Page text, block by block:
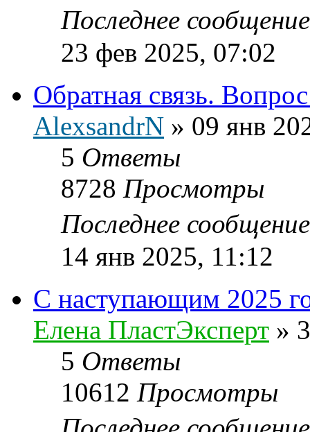
Последнее
23 фев 2025, 07:02
Обратная связь.
AlexsandrN » 09 янв
5 Ответы
8728 Просмотры
Последнее
14 янв 2025, 11:12
С наступающим 2025
Елена ПластЭксперт »
5 Ответы
10612 Просмотры